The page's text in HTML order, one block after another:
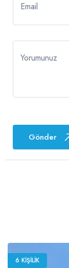
Email
Yorumunuz
Gönder
6 KIŞILIK